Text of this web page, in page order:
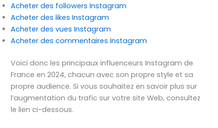
Acheter des followers Instagram
Acheter des likes Instagram
Acheter des vues Instagram
Acheter des commentaires Instagram
Voici donc les principaux influenceurs Instagram de
France en 2024, chacun avec son propre style et sa
propre audience. Si vous souhaitez en savoir plus sur
l’augmentation du trafic sur votre site Web, consultez
le lien ci-dessous.